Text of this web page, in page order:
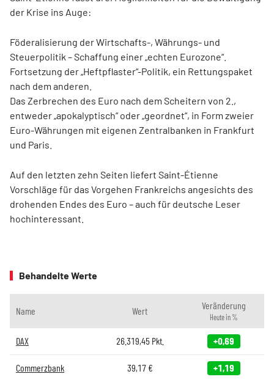
der Krise ins Auge:
Föderalisierung der Wirtschafts-, Währungs- und
Steuerpolitik – Schaffung einer „echten Eurozone“.
Fortsetzung der „Heftpflaster“-Politik, ein Rettungspaket
nach dem anderen.
Das Zerbrechen des Euro nach dem Scheitern von 2.,
entweder „apokalyptisch“ oder „geordnet“, in Form zweier
Euro-Währungen mit eigenen Zen­tralbanken in Frankfurt
und Paris.
Auf den letzten zehn Seiten liefert Saint-Étienne
Vorschläge für das Vorgehen Frankreichs angesichts des
drohenden Endes des Euro – auch für deutsche Leser
hochinteressant.
Behandelte Werte
Name Wert Veränderung
Heute in %
DAX 26.319,45Pkt. +0,69
Commerzbank 39,17€ +1,19